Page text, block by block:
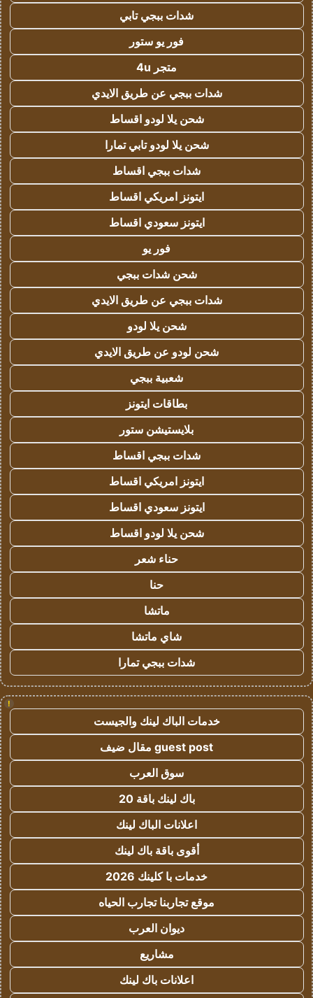
شدات ببجي تابي
فور يو ستور
متجر 4u
شدات ببجي عن طريق الايدي
شحن يلا لودو اقساط
شحن يلا لودو تابي تمارا
شدات ببجي اقساط
ايتونز امريكي اقساط
ايتونز سعودي اقساط
فور يو
شحن شدات ببجي
شدات ببجي عن طريق الايدي
شحن يلا لودو
شحن لودو عن طريق الايدي
شعبية ببجي
بطاقات ايتونز
بلايستيشن ستور
شدات ببجي اقساط
ايتونز امريكي اقساط
ايتونز سعودي اقساط
شحن يلا لودو اقساط
حناء شعر
حنا
ماتشا
شاي ماتشا
شدات ببجي تمارا
!
خدمات الباك لينك والجيست
guest post مقال ضيف
سوق العرب
باك لينك باقة 20
اعلانات الباك لينك
أقوى باقة باك لينك
خدمات با كلينك 2026
موقع تجاربنا تجارب الحياه
ديوان العرب
مشاريع
اعلانات باك لينك